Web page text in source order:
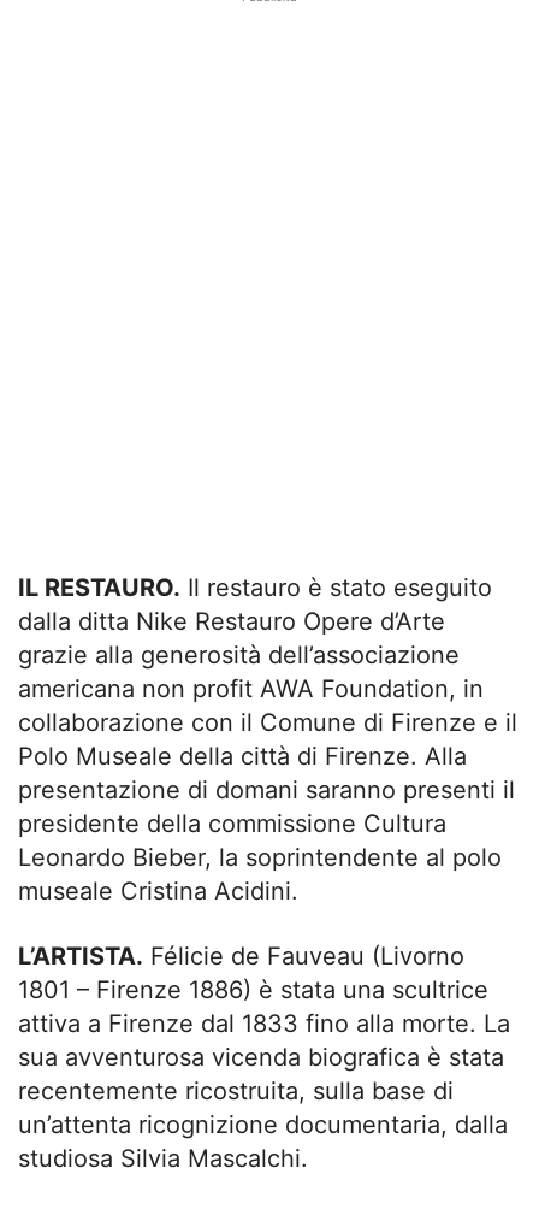
IL RESTAURO. Il restauro è stato eseguito
dalla ditta Nike Restauro Opere d’Arte
grazie alla generosità dell’associazione
americana non profit AWA Foundation, in
collaborazione con il Comune di Firenze e il
Polo Museale della città di Firenze. Alla
presentazione di domani saranno presenti il
presidente della commissione Cultura
Leonardo Bieber, la soprintendente al polo
museale Cristina Acidini.
L’ARTISTA. Félicie de Fauveau (Livorno
1801 – Firenze 1886) è stata una scultrice
attiva a Firenze dal 1833 fino alla morte. La
sua avventurosa vicenda biografica è stata
recentemente ricostruita, sulla base di
un’attenta ricognizione documentaria, dalla
studiosa Silvia Mascalchi.